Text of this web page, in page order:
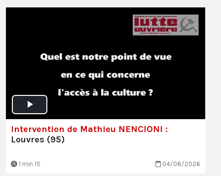
Intervention de Mathieu NENCIONI :
Louvres (95)
1 min 15 04/08/2026